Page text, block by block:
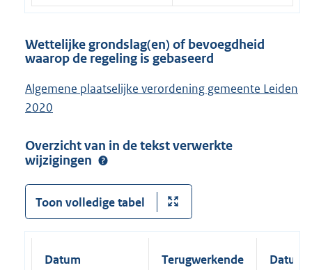
Wettelijke grondslag(en) of bevoegdheid
waarop de regeling is gebaseerd
Algemene plaatselijke verordening gemeente Leiden
2020
Overzicht van in de tekst verwerkte
wijzigingen
Toon volledige tabel
Datum
Terugwerkende
Datum